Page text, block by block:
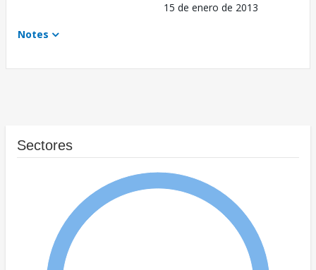
15 de enero de 2013
Notes
Sectores